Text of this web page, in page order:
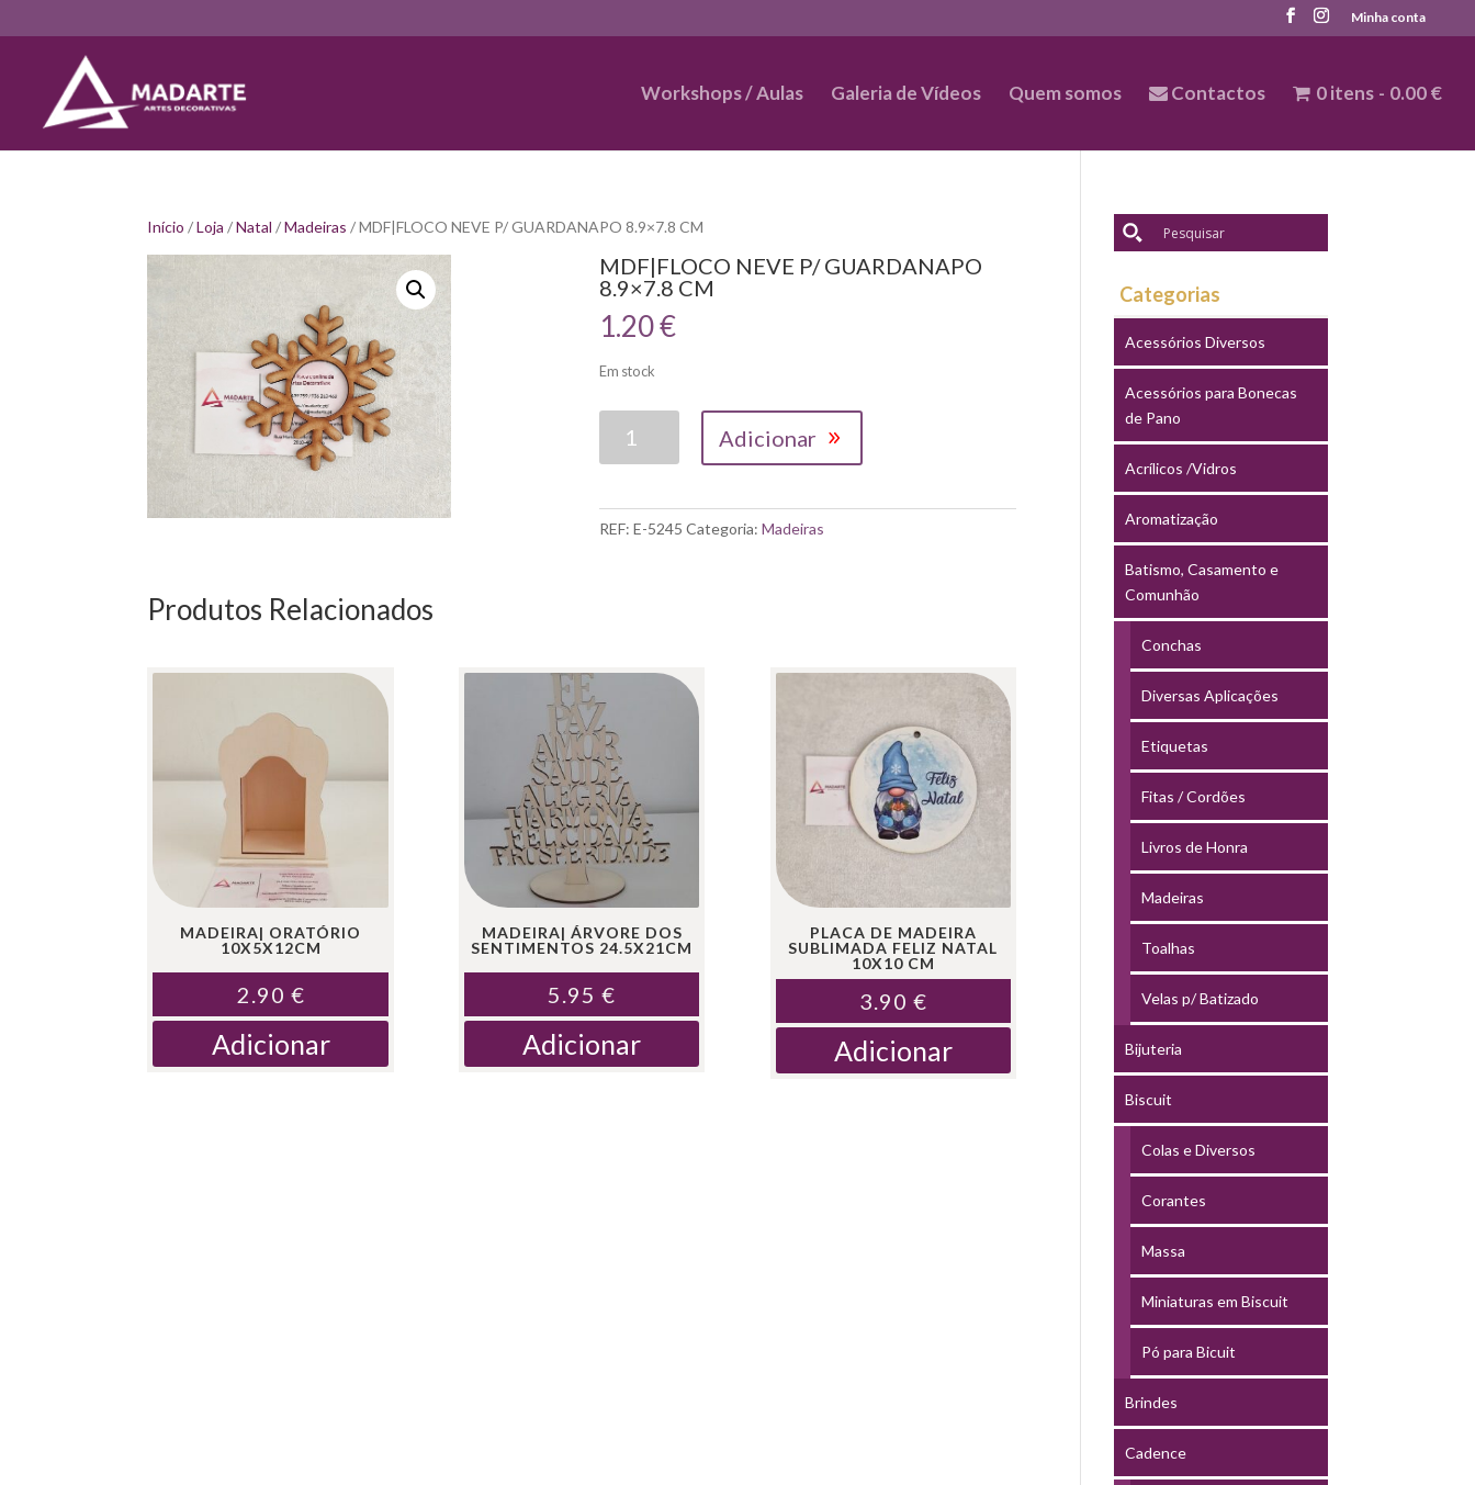
Minha conta
Workshops / Aulas Galeria de Vídeos Quem somos Contactos 0 itens 0.00 €
Início /Loja /Natal /Madeiras / MDF|FLOCO NEVE P/ GUARDANAPO 8.9×7.8 CM
MDF|FLOCO NEVE P/ GUARDANAPO
8.9×7.8 CM
1.20€
Em stock
P/
Adicionar
REF:E-5245 Categoria:Madeiras
Produtos Relacionados
MADEIRA| ORATÓRIO
10X5X12CM
2.90 €
Adicionar
MADEIRA| ÁRVORE DOS
SENTIMENTOS 24.5X21CM
5.95€
Adicionar
PLACA DE MADEIRA
SUBLIMADA FELIZ NATAL
10X10 CM
3.90 €
Adicionar
Categorias
Acessórios Diversos
Acessórios para Bonecas
de Pano
Acrílicos /Vidros
Aromatização
Batismo, Casamento e
Comunhão
Conchas
Diversas Aplicações
Etiquetas
Fitas / Cordões
Livros de Honra
Madeiras
Toalhas
Velas p/ Batizado
Bijuteria
Biscuit
Colas e Diversos
Corantes
Massa
Miniaturas em Biscuit
Pó para Bicuit
Brindes
Cadence